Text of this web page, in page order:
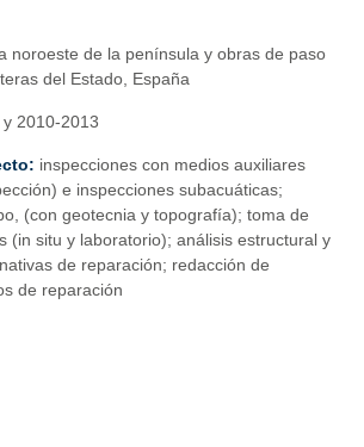
noroeste de la península yobras de paso
del Estado, España
2010-2013
inspecciones con medios auxiliares
e inspecciones subacuáticas;
(con geotecnia y topografía); toma de
(in situ y laboratorio); análisis estructural y
de reparación; redacción de
de reparación